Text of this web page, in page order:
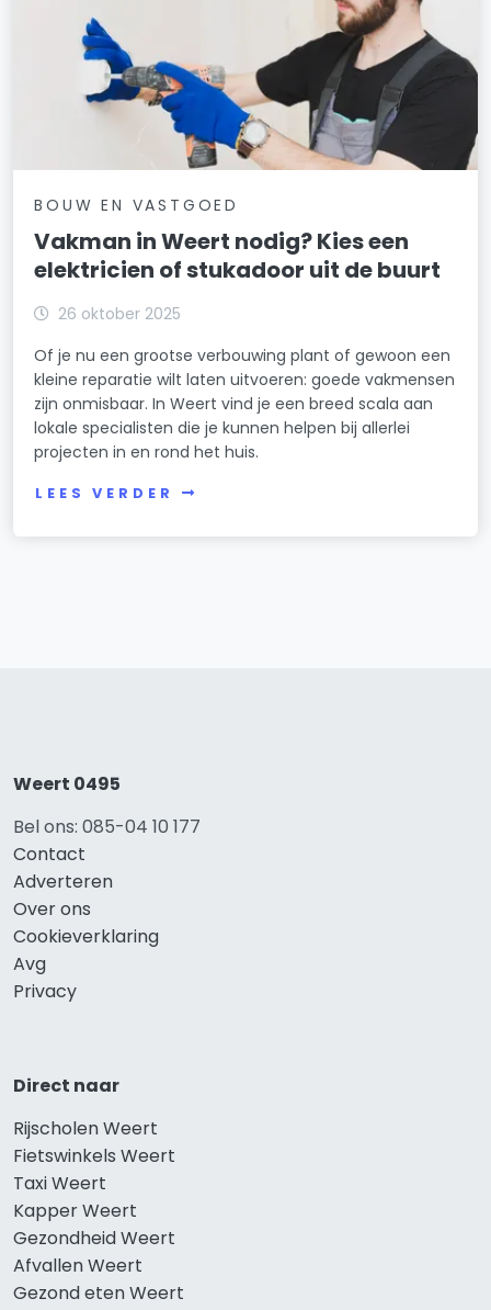
BOUW EN VASTGOED
Vakman in Weert nodig? Kies een
elektricien of stukadoor uit de buurt
26 oktober 2025
Of je nu een grootse verbouwing plant of gewoon een
kleine reparatie wilt laten uitvoeren: goede vakmensen
zijn onmisbaar. In Weert vind je een breed scala aan
lokale specialisten die je kunnen helpen bij allerlei
projecten in en rond het huis.
LEES VERDER
Weert 0495
Bel ons: 085-04 10 177
Contact
Adverteren
Over ons
Cookieverklaring
Avg
Privacy
Direct naar
Rijscholen Weert
Fietswinkels Weert
Taxi Weert
Kapper Weert
Gezondheid Weert
Afvallen Weert
Gezond eten Weert